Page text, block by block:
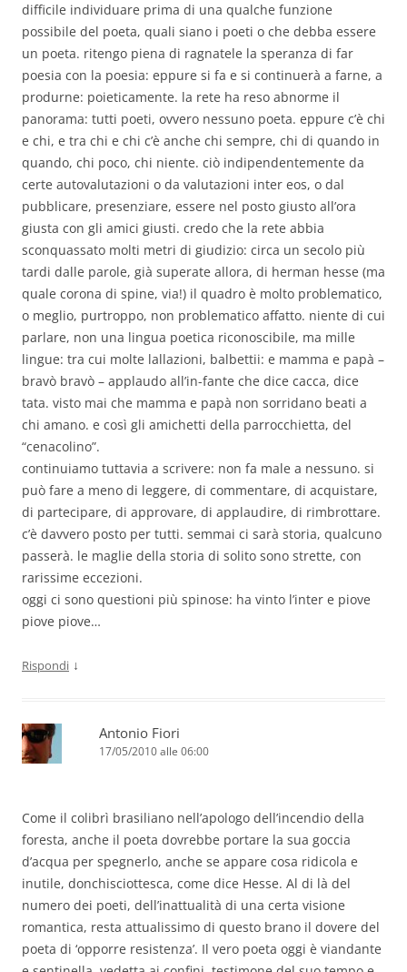
difficile individuare prima di una qualche funzione
possibile del poeta, quali siano i poeti o che debba essere
un poeta. ritengo piena di ragnatele la speranza di far
poesia con la poesia: eppure si fa e si continuerà a farne, a
produrne: poieticamente. la rete ha reso abnorme il
panorama: tutti poeti, ovvero nessuno poeta. eppure c’è chi
e chi, e tra chi e chi c’è anche chi sempre, chi di quando in
quando, chi poco, chi niente. ciò indipendentemente da
certe autovalutazioni o da valutazioni inter eos, o dal
pubblicare, presenziare, essere nel posto giusto all’ora
giusta con gli amici giusti. credo che la rete abbia
sconquassato molti metri di giudizio: circa un secolo più
tardi dalle parole, già superate allora, di herman hesse (ma
quale corona di spine, via!) il quadro è molto problematico,
o meglio, purtroppo, non problematico affatto. niente di cui
parlare, non una lingua poetica riconoscibile, ma mille
lingue: tra cui molte lallazioni, balbettii: e mamma e papà –
bravò bravò – applaudo all’in-fante che dice cacca, dice
tata. visto mai che mamma e papà non sorridano beati a
chi amano. e così gli amichetti della parrocchietta, del
“cenacolino”.
continuiamo tuttavia a scrivere: non fa male a nessuno. si
può fare a meno di leggere, di commentare, di acquistare,
di partecipare, di approvare, di applaudire, di rimbrottare.
c’è davvero posto per tutti. semmai ci sarà storia, qualcuno
passerà. le maglie della storia di solito sono strette, con
rarissime eccezioni.
oggi ci sono questioni più spinose: ha vinto l’inter e piove
piove piove…
Rispondi ↓
Antonio Fiori
17/05/2010 alle 06:00
Come il colibrì brasiliano nell’apologo dell’incendio della
foresta, anche il poeta dovrebbe portare la sua goccia
d’acqua per spegnerlo, anche se appare cosa ridicola e
inutile, donchisciottesca, come dice Hesse. Al di là del
numero dei poeti, dell’inattualità di una certa visione
romantica, resta attualissimo di questo brano il dovere del
poeta di ‘opporre resistenza’. Il vero poeta oggi è viandante